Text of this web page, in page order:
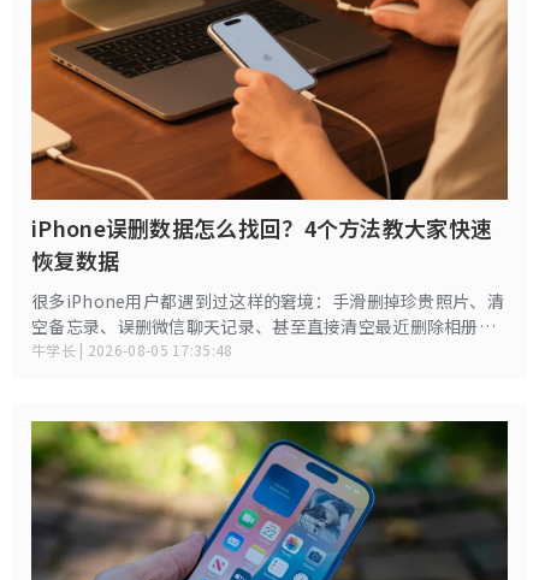
iPhone误删数据怎么找回？4个方法教大家快速
恢复数据
很多iPhone用户都遇到过这样的窘境：手滑删掉珍贵照片、清
空备忘录、误删微信聊天记录、甚至直接清空最近删除相册，
以为数据彻底没了。和电脑不同，iPhone封闭式系统删除机制
牛学长 | 2026-08-05 17:35:48